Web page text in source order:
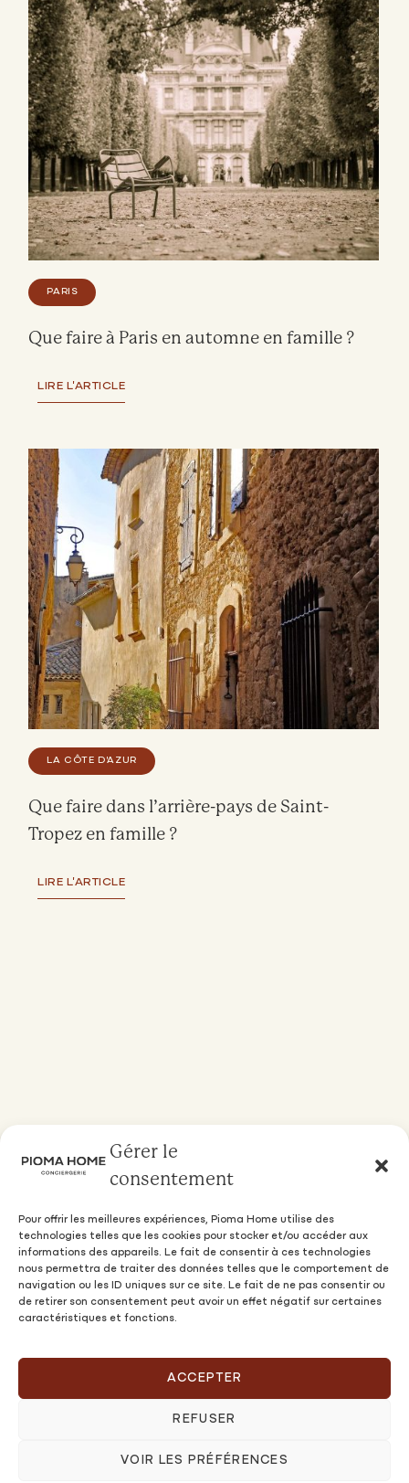
Gérer le
consentement
Pour offrir les meilleures expériences, Pioma Home utilise des
technologies telles que les cookies pour stocker et/ou accéder aux
informations des appareils. Le fait de consentir à ces technologies
nous permettra de traiter des données telles que le comportement de
navigation ou les ID uniques sur ce site. Le fait de ne pas consentir ou
de retirer son consentement peut avoir un effet négatif sur certaines
caractéristiques et fonctions.
ACCEPTER
REFUSER
VOIR LES PRÉFÉRENCES
PARIS
Que faire à Paris en automne en famille ?
LIRE L'ARTICLE
LA CÔTE D'AZUR
Que faire dans l’arrière-pays de Saint-
Tropez en famille ?
LIRE L'ARTICLE
Propriétaires